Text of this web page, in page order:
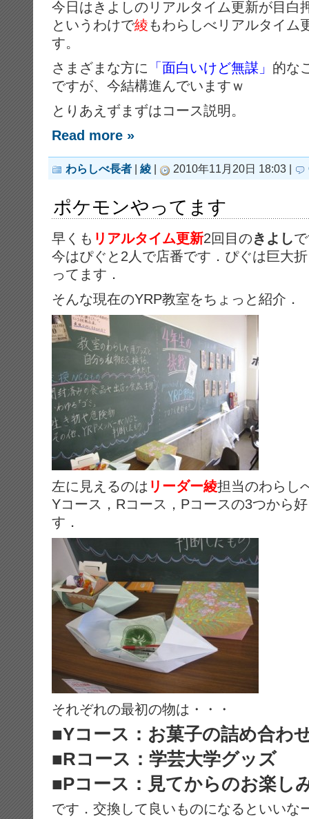
今日はきよしのリアルタイム更新が目白
というわけで綾もわらしべリアルタイム
す。
さまざまな方に 「面白いけど無謀」 的な
ですが、今結構進んでいますｗ
とりあえずまずはコース説明。
Read more »
わらしべ長者 | 綾 | 2010年11月20日 18:03 |
ポケモンやってます
早くも リアルタイム更新2回目のきよし
今はぴぐと2人で店番です．ぴぐは巨大
ってます．
そんな現在のYRP教室をちょっと紹介．
左に見えるのは リーダー綾担当のわらし
Yコース，Rコース，Pコースの3つから
す．
それぞれの最初の物は・・・
■Yコース：お菓子の詰め合わ
■Rコース：学芸大学グッズ
■Pコース：見てからのお楽し
です．交換して良いものになるといいな